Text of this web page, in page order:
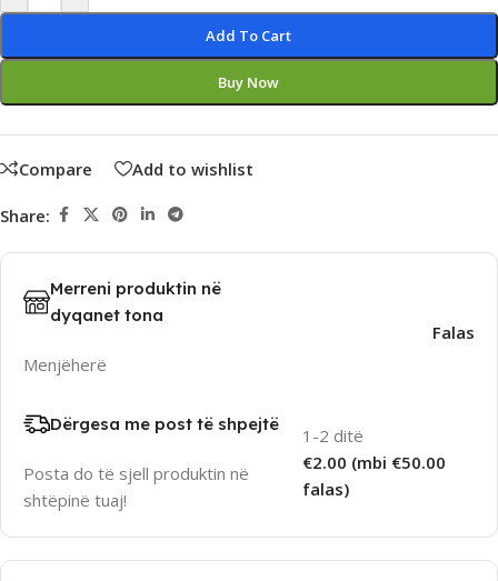
Add To Cart
Buy Now
Compare Add to wishlist
Share:
Merreni produktin në
dyqanet tona
Menjëherë
Falas
Dërgesa me post të shpejtë
Posta do të sjell produktin në
shtëpinë tuaj!
1-2 ditë
€2.00 (mbi €50.00
falas)